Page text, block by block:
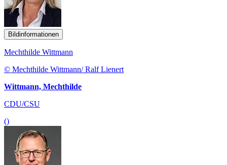
Bildinformationen
Mechthilde Wittmann
© Mechthilde Wittmann/ Ralf Lienert
Wittmann, Mechthilde
CDU/CSU
()